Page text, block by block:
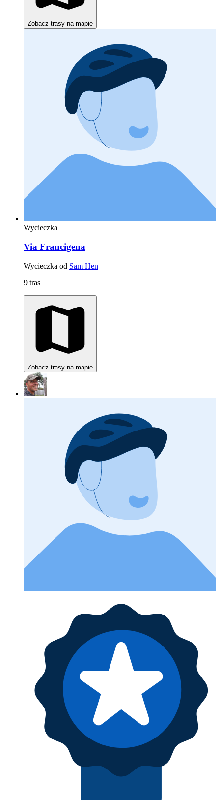
Zobacz trasy na mapie
Wycieczka
Via Francigena
Wycieczka od Sam Hen
9 tras
Zobacz trasy na mapie